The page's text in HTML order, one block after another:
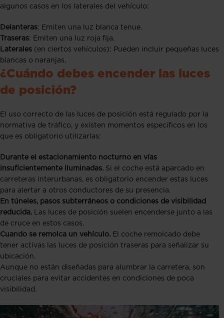
algunos casos en los laterales del vehículo:
Delanteras: Emiten una luz blanca tenue.
Traseras: Emiten una luz roja fija.
Laterales (en ciertos vehículos): Pueden incluir pequeñas luces
blancas o naranjas.
¿Cuándo debes encender las luces
de posición?
El uso correcto de las luces de posición está regulado por la
normativa de tráfico, y existen momentos específicos en los
que es obligatorio utilizarlas:
Durante el estacionamiento nocturno en vías
insuficientemente iluminadas. Si el coche está aparcado en
carreteras interurbanas, es obligatorio encender estas luces
para alertar a otros conductores de su presencia.
En túneles, pasos subterráneos o condiciones de visibilidad
reducida. Las luces de posición suelen encenderse junto a las
de cruce en estos casos.
Cuando se remolca un vehículo. El coche remolcado debe
tener activas las luces de posición traseras para señalizar su
ubicación.
Aunque no están diseñadas para alumbrar la carretera, son
cruciales para evitar accidentes en condiciones de poca
visibilidad.